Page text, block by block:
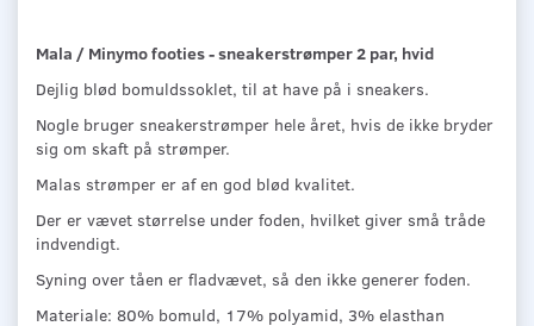
Mala / Minymo footies - sneakerstrømper 2 par, hvid
Dejlig blød bomuldssoklet, til at have på i sneakers.
Nogle bruger sneakerstrømper hele året, hvis de ikke bryder
sig om skaft på strømper.
Malas strømper er af en god blød kvalitet.
Der er vævet størrelse under foden, hvilket giver små tråde
indvendigt.
Syning over tåen er fladvævet, så den ikke generer foden.
Materiale: 80% bomuld, 17% polyamid, 3% elasthan